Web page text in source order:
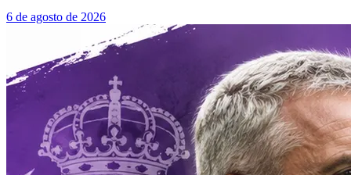
6 de agosto de 2026